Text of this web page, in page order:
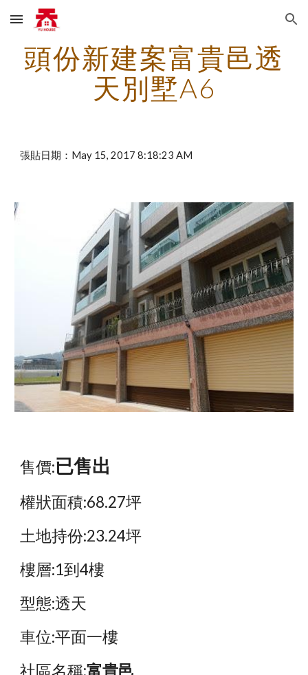
Skip to main content Skip to navigation
頭份新建案富貴邑透
天別墅A6
張貼日期：May 15, 2017 8:18:23 AM
售價:已售出
權狀面積:68.27坪
土地持份:23.24坪
樓層:1到4樓
型態:透天
車位:平面一樓
社區名稱:富貴邑